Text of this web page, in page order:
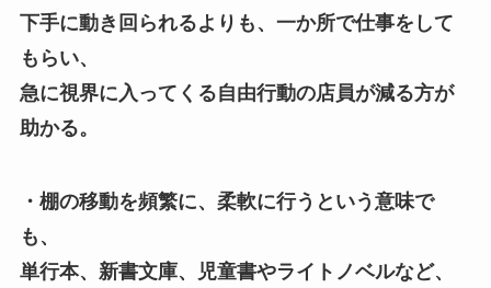
下手に動き回られるよりも、一か所で仕事をして
もらい、
急に視界に入ってくる自由行動の店員が減る方が
助かる。
・棚の移動を頻繁に、柔軟に行うという意味で
も、
単行本、新書文庫、児童書やライトノベルなど、